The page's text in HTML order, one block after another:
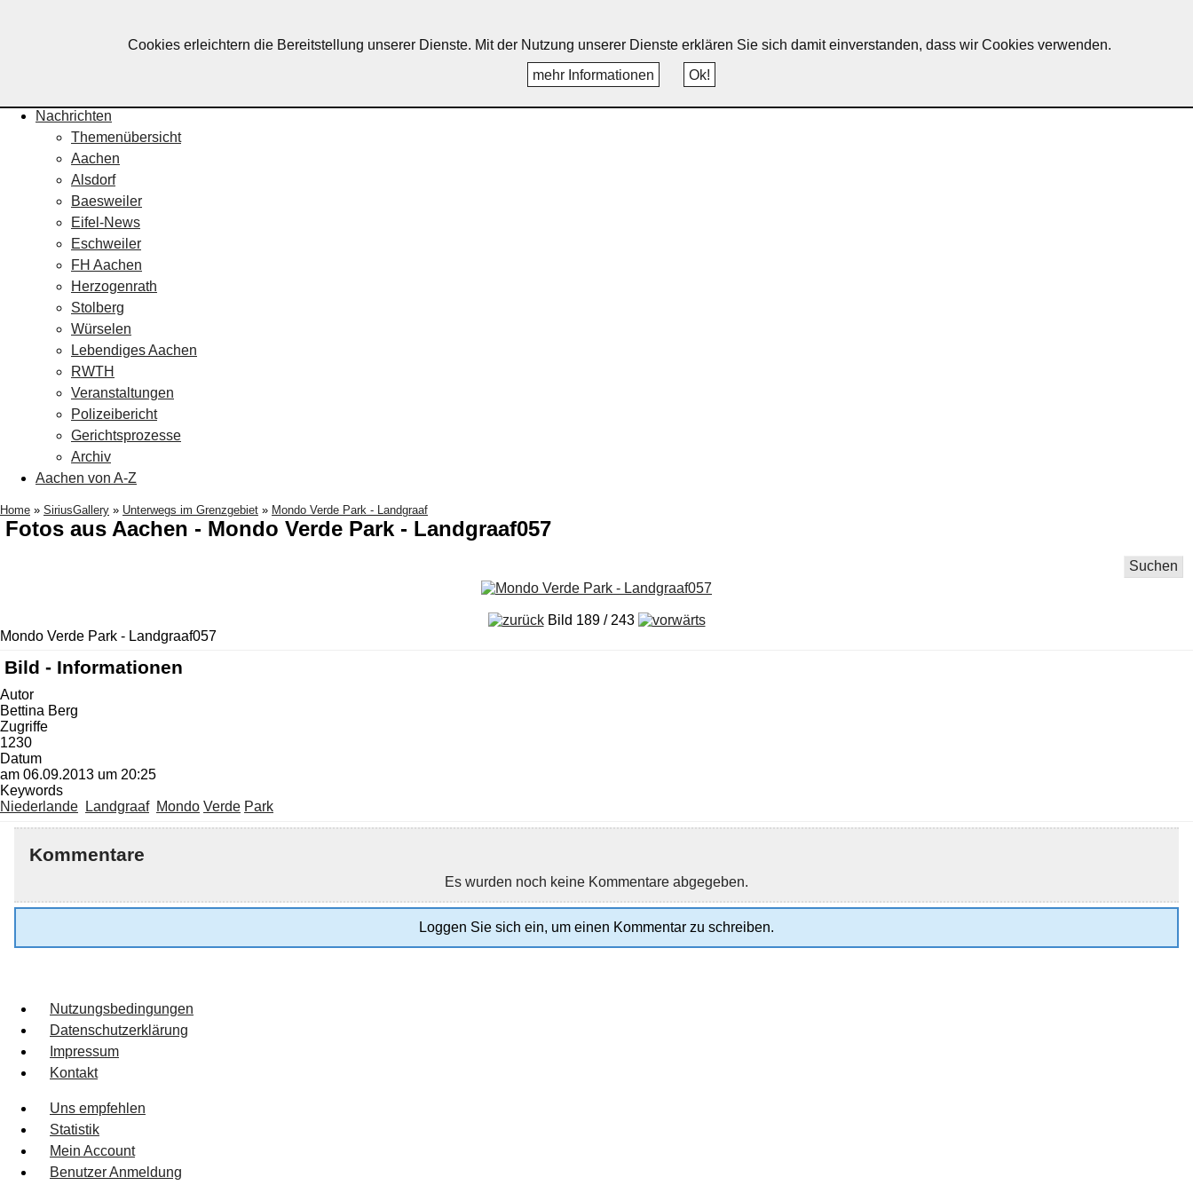
Nachrichten
Themenübersicht
Aachen
Alsdorf
Baesweiler
Eifel-News
Eschweiler
FH Aachen
Herzogenrath
Stolberg
Würselen
Lebendiges Aachen
RWTH
Veranstaltungen
Polizeibericht
Gerichtsprozesse
Archiv
Aachen von A-Z
Home » SiriusGallery » Unterwegs im Grenzgebiet » Mondo Verde Park - Landgraaf
Fotos aus Aachen - Mondo Verde Park - Landgraaf057
Suchen
Bild 189 / 243
Mondo Verde Park - Landgraaf057
Bild - Informationen
Autor
Bettina Berg
Zugriffe
1230
Datum
am 06.09.2013 um 20:25
Keywords
Niederlande
Landgraaf Mondo Verde Park
Kommentare
Es wurden noch keine Kommentare abgegeben.
Loggen Sie sich ein, um einen Kommentar zu schreiben.
Nutzungsbedingungen
Datenschutzerklärung
Impressum
Kontakt
Uns empfehlen
Statistik
Mein Account
Benutzer Anmeldung
Cookies erleichtern die Bereitstellung unserer Dienste. Mit der Nutzung unserer Dienste erklären Sie sich damit einverstanden, dass wir Cookies verwenden.
mehr Informationen
Ok!